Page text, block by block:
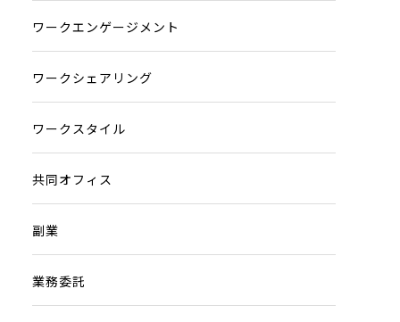
ワークエンゲージメント
ワークシェアリング
ワークスタイル
共同オフィス
副業
業務委託